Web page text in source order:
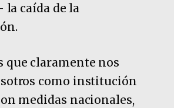
caída de la
que claramente nos
como institución
medidas nacionales,